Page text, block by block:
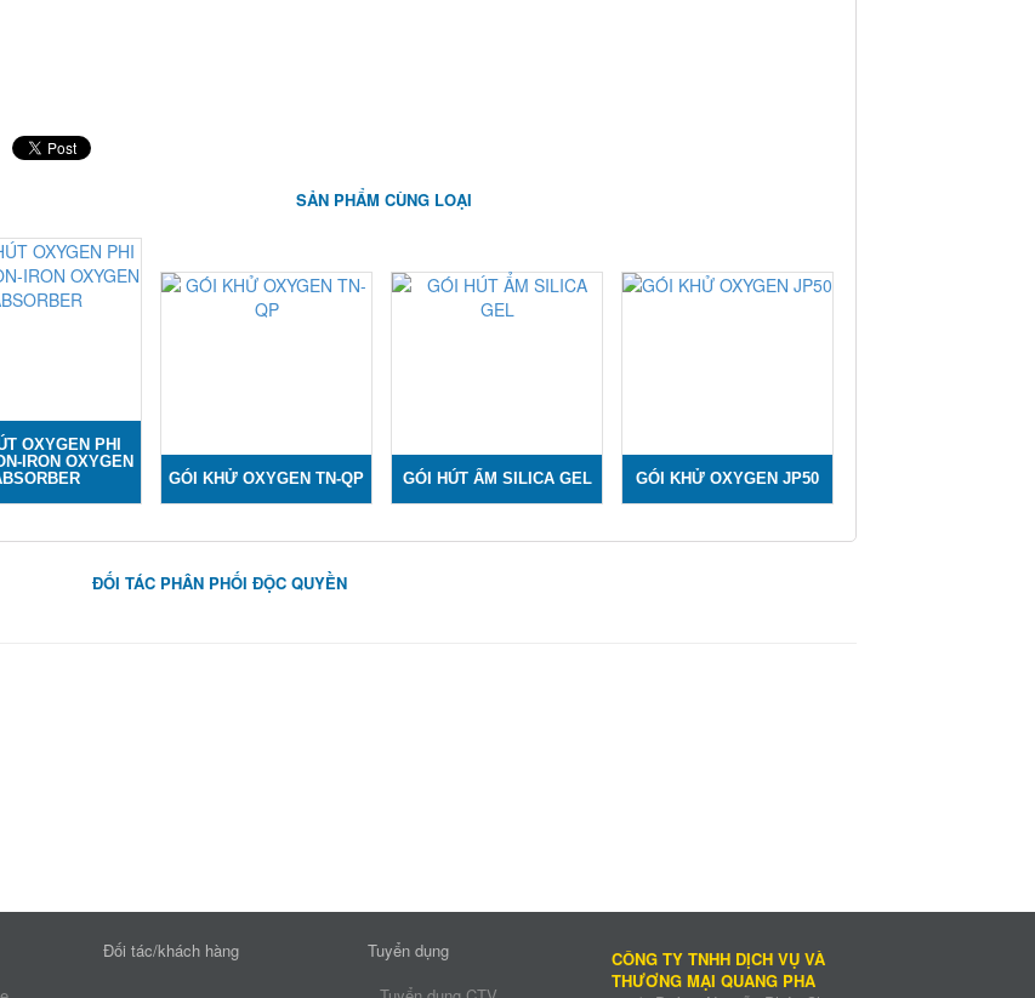
SẢN PHẨM CÙNG LOẠI
OXYGEN PHI
IRON OXYGEN
GÓI KHỬ OXYGEN TN-QP GÓI HÚT ẨM SILICA GEL GÓI KHỬ OXYGEN JP50
ĐỐI TÁC PHÂN PHỐI ĐỘC QUYỀN
Đối tác/khách hàng
Tuyển dụng
CÔNG TY TNHH DỊCH VỤ VÀ
THƯƠNG MẠI QUANG PHA